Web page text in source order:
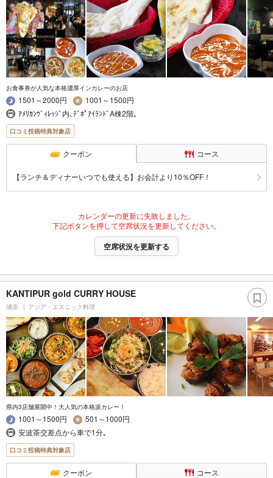
お食事券が人気な本格濃厚インカレーのお店
1501～2000円
1001～1500円
ｱﾒﾘｶﾝｳﾞｨﾚｯｼﾞ内､ﾃﾞﾎﾟｱｲﾗﾝﾄﾞA棟2階｡
口コミ投稿特典対象店
クーポン コース
【ランチ＆ディナーいつでも使える】お会計より10％OFF！
カレンダーの更新に失敗しました。
下記ボタンを押して空席状況を更新してください。
空席状況を更新する
KANTIPUR gold CURRY HOUSE
浦添 アジア・エスニック料理
県内3店舗展開中！大人気の本格派カレー！
1001～1500円
501～1000円
安波茶交差点から車で1分｡
口コミ投稿特典対象店
クーポン コース